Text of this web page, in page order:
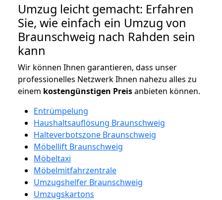
Umzug leicht gemacht: Erfahren
Sie, wie einfach ein Umzug von
Braunschweig nach Rahden sein
kann
Wir können Ihnen garantieren, dass unser
professionelles Netzwerk Ihnen nahezu alles zu
einem kostengünstigen Preisanbieten können.
Entrümpelung
Haushaltsauflösung Braunschweig
Halteverbotszone Braunschweig
Möbellift Braunschweig
Möbeltaxi
Möbelmitfahrzentrale
Umzugshelfer Braunschweig
Umzugskartons